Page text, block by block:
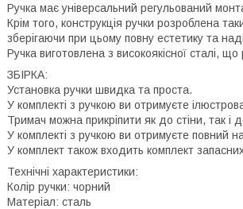
Ручка має універсальний регульований
Крім того, конструкція ручки розроблена
зберігаючи при цьому повну естетику та
Ручка виготовлена ​​з високоякісної сталі,
ЗБІРКА:
Установка ручки швидка та проста.
У комплекті з ручкою ви отримуєте
Тримач можна прикріпити як до стіни, так і
У комплекті з ручкою ви отримуєте повний
У комплект також входить комплект
Технічні характеристики:
Колір ручки: чорний
Матеріал: сталь